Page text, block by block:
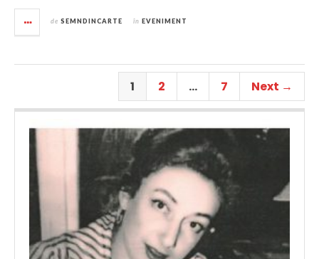
de SEMNDINCARTE în EVENIMENT
1 2 … 7 Next →